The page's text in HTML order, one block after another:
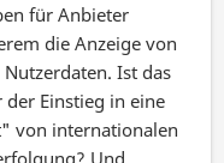
für Anbieter
die Anzeige von
Ist das
Einstieg in eine
von internationalen
Und